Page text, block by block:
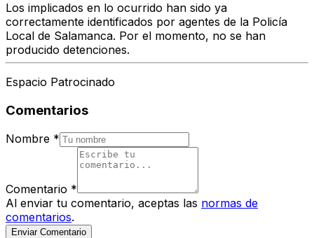
Los implicados en lo ocurrido han sido ya
correctamente identificados por agentes de la Policía
Local de Salamanca. Por el momento, no se han
producido detenciones.
Espacio Patrocinado
Comentarios
Nombre *
Comentario *
Al enviar tu comentario, aceptas las normas de
comentarios.
Enviar Comentario